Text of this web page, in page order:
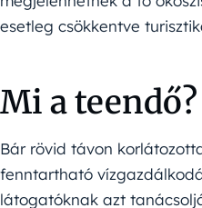
esetleg csökkentve
Mi a teendő?
Bár rövid távon
fenntartható
látogatóknak azt